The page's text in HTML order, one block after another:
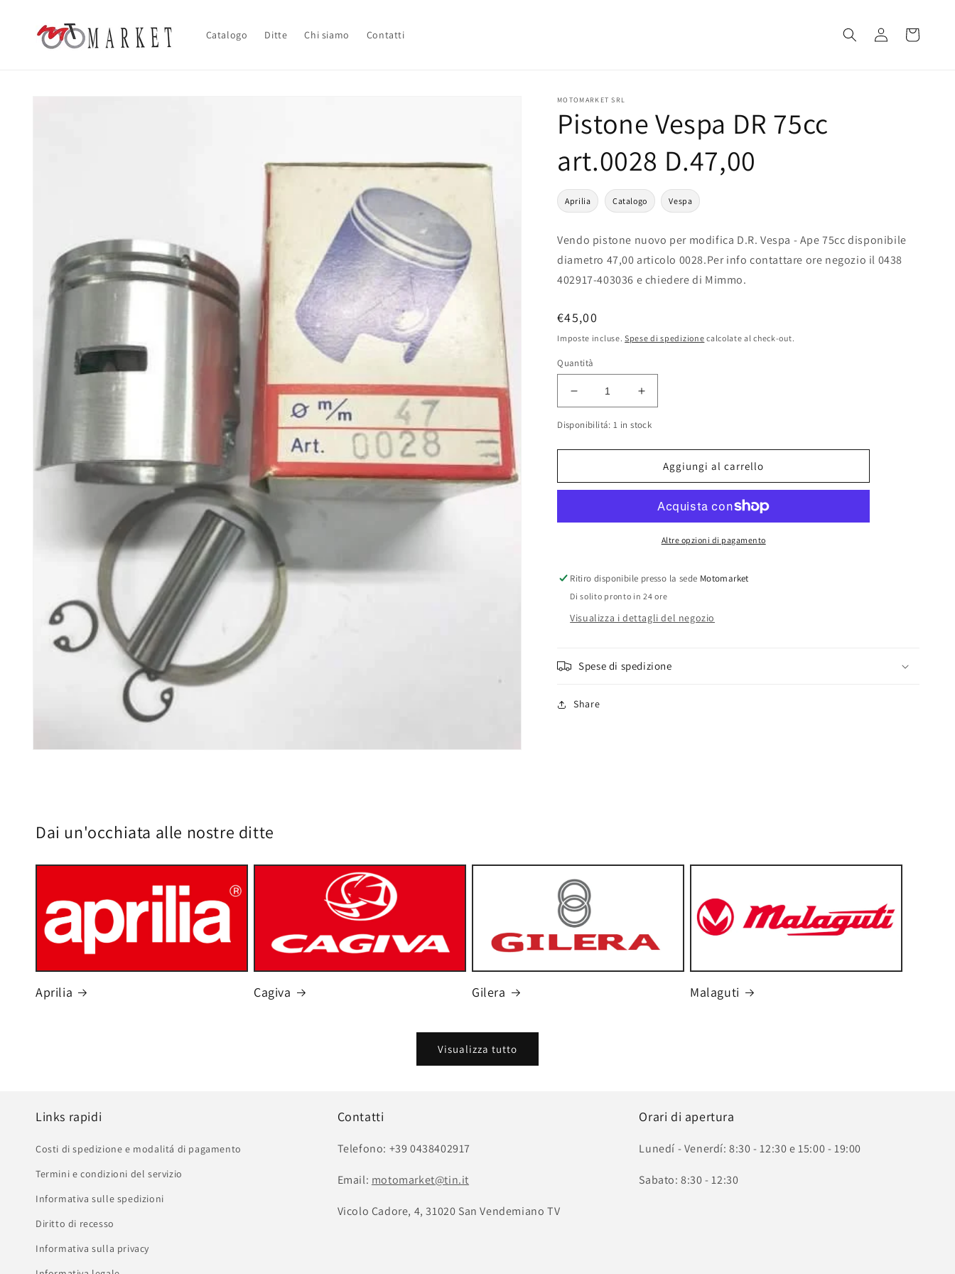
ai contenuti
Catalogo Ditte Chi siamo Contatti Accedi Carrello
MOTOMARKET SRL
Pistone Vespa DR 75cc
art.0028 D.47,00
Aprilia Catalogo Vespa
Vendo pistone nuovo per modifica D.R. Vespa - Ape 75cc disponibile
diametro 47,00 articolo 0028.Per info contattare ore negozio il 0438
402917-403036 e chiedere di Mimmo.
Prezzo
di
listino
€45,00
Imposte incluse.Spese di spedizione calcolate al check-out.
Quantità
Diminuisci
quantità
per
75cc
Aumenta
quantità
per
75cc
art.0028
D.47,00
Disponibilitá: 1 in stock
Aggiungi al carrello
Altre opzioni di pagamento
Ritiro disponibile presso la sede Motomarket
Di solito pronto in 24 ore
Visualizza i dettagli del negozio
Spese di spedizione
Share
Dai un'occhiata alle nostre ditte
Aprilia Cagiva Gilera Malaguti
Visualizza tutto
Links rapidi
Costi di spedizione e modalitá di pagamento
Termini e condizioni del servizio
Informativa sulle spedizioni
Diritto di recesso
Informativa sulla privacy
Contatti
Telefono: +39 0438402917
Email: motomarket@tin.it
Vicolo Cadore, 4, 31020 San Vendemiano TV
Orari di apertura
Lunedí - Venerdí: 8:30 - 12:30 e 15:00 - 19:00
Sabato: 8:30 - 12:30